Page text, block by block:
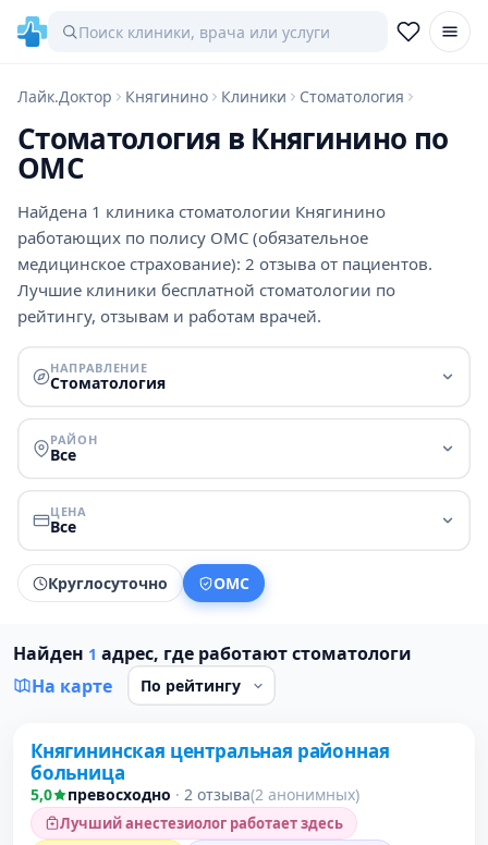
Лайк.Доктор Княгинино Клиники Стоматология
Стоматология в Княгинино по
ОМС
Найдена 1 клиника стоматологии Княгинино
работающих по полису ОМС (обязательное
медицинское страхование): 2 отзыва от пациентов.
Лучшие клиники бесплатной стоматологии по
рейтингу, отзывам и работам врачей.
НАПРАВЛЕНИЕ
Стоматология
РАЙОН
Все
ЦЕНА
Все
Круглосуточно ОМС
Найден 1 адрес, где работают стоматологи
На карте
1 место в рейтинге
Княгининская центральная районная
больница
5,0 превосходно · 2 отзыва(2 анонимных)
Лучший анестезиолог работает здесь